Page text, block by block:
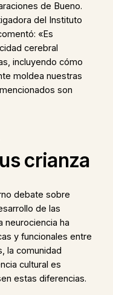
de Bueno.
del Instituto
«Es
cerebral
incluyendo cómo
moldea nuestras
son
crianza
debate sobre
de las
neurociencia ha
y funcionales entre
la comunidad
cultural es
estas diferencias.